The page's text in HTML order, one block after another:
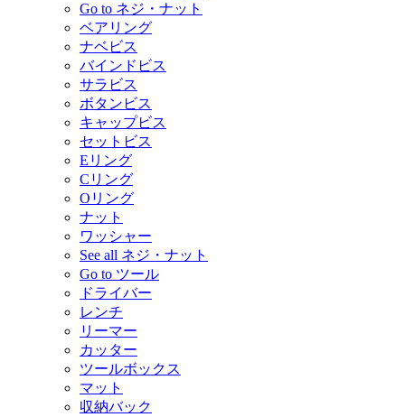
Go to ネジ・ナット
ベアリング
ナベビス
バインドビス
サラビス
ボタンビス
キャップビス
セットビス
Eリング
Cリング
Oリング
ナット
ワッシャー
See all ネジ・ナット
Go to ツール
ドライバー
レンチ
リーマー
カッター
ツールボックス
マット
収納バック